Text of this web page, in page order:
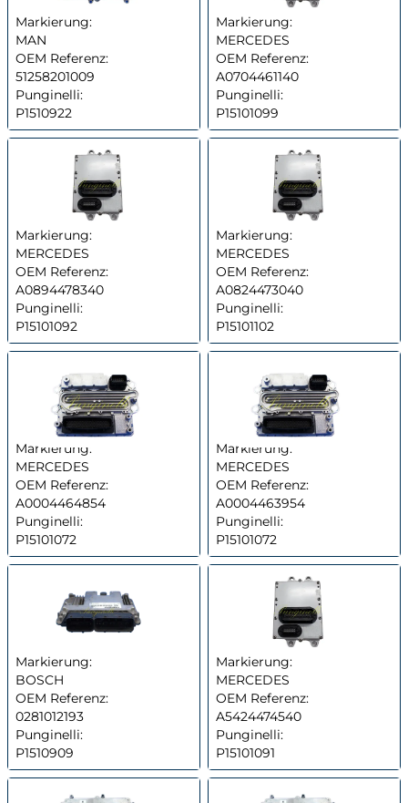
Markierung:
MAN
OEM Referenz:
51258201009
Punginelli:
P1510922
Markierung:
MERCEDES
OEM Referenz:
A0704461140
Punginelli:
P15101099
Markierung:
MERCEDES
OEM Referenz:
A0894478340
Punginelli:
P15101092
Markierung:
MERCEDES
OEM Referenz:
A0824473040
Punginelli:
P15101102
Markierung:
MERCEDES
OEM Referenz:
A0004464854
Punginelli:
P15101072
Markierung:
MERCEDES
OEM Referenz:
A0004463954
Punginelli:
P15101072
Markierung:
BOSCH
OEM Referenz:
0281012193
Punginelli:
P1510909
Markierung:
MERCEDES
OEM Referenz:
A5424474540
Punginelli:
P15101091